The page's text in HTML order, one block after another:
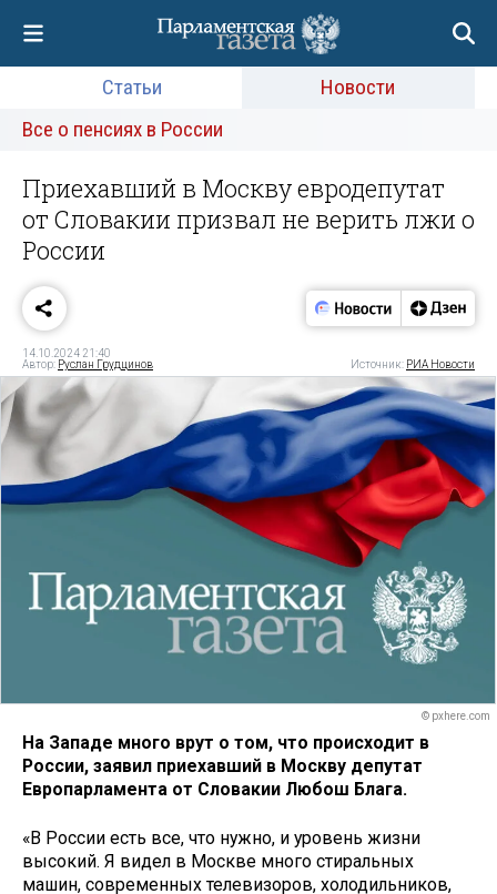
Статьи
Новости
Все о пенсиях в России
Приехавший в Москву евродепутат
от Словакии призвал не верить лжи о
России
14.10.2024 21:40
Автор: Руслан Грудцинов Источник: РИА Новости
© pxhere.com
На Западе много врут о том, что происходит в
России, заявил приехавший в Москву депутат
Европарламента от Словакии Любош Блага.
«В России есть все, что нужно, и уровень жизни
высокий. Я видел в Москве много стиральных
машин, современных телевизоров, холодильников,